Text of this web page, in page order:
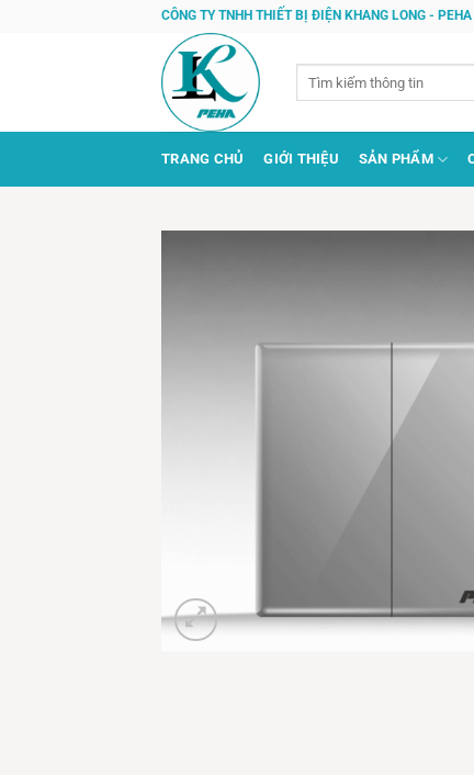
CÔNG TY TNHH THIẾT BỊ ĐIỆN KHANG LONG - PEHA
TRANG CHỦ GIỚI THIỆU SẢN PHẨM